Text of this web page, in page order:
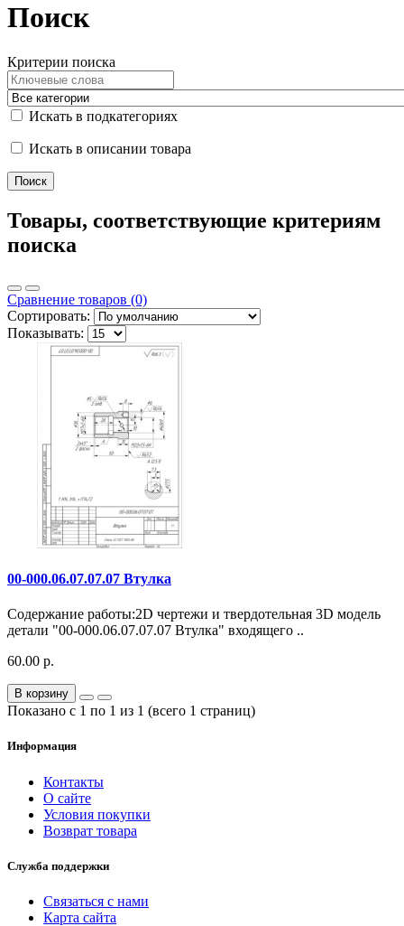
Поиск
Критерии поиска
Искать в подкатегориях
Искать в описании товара
Товары, соответствующие критериям
поиска
Сравнение товаров (0)
Сортировать:
Показывать:
00-000.06.07.07.07 Втулка
Содержание работы:2D чертежи и твердотельная 3D модель
детали "00-000.06.07.07.07 Втулка" входящего ..
60.00 р.
В корзину
Показано с 1 по 1 из 1 (всего 1 страниц)
Информация
Контакты
О сайте
Условия покупки
Возврат товара
Служба поддержки
Связаться с нами
Карта сайта